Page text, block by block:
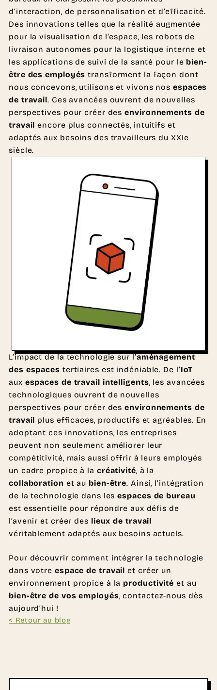
d’interaction, de personnalisation et d’efficacité.
Des innovations telles que la réalité augmentée
pour la visualisation de l’espace, les robots de
livraison autonomes pour la logistique interne et
les applications de suivi de la santé pour le bien-
être des employés transforment la façon dont
nous concevons, utilisons et vivons nos espaces
de travail. Ces avancées ouvrent de nouvelles
perspectives pour créer desenvironnements de
travail encore plus connectés, intuitifs et
adaptés aux besoins des travailleurs du XXIe
siècle.
L’impact de la technologie sur l’aménagement
des espaces tertiaires est indéniable. De l’IoT
aux espaces de travail intelligents, les avancées
technologiques ouvrent de nouvelles
perspectives pour créer desenvironnements de
travail plus efficaces, productifs et agréables. En
adoptant ces innovations, les entreprises
peuvent non seulement améliorer leur
compétitivité, mais aussi offrir à leurs employés
un cadre propice à la créativité, à la
collaboration et au bien-être. Ainsi, l’intégration
de la technologie dans lesespaces de bureau
est essentielle pour répondre aux défis de
l’avenir et créer des lieux de travail
véritablement adaptés aux besoins actuels.
Pour découvrir comment intégrer la technologie
dans votre espace de travail et créer un
environnement propice à la productivité et au
bien-être de vos employés, contactez-nous dès
aujourd’hui !
< Retour au blog